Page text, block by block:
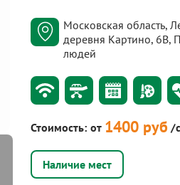
Московская область,
деревня Картино, 6В,
людей
Стоимость: от 1400 руб /